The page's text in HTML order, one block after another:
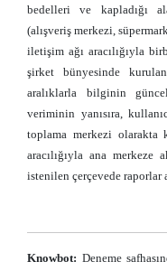
bedelleri ve kapladığı
(alışveriş merkezi,
iletişim ağı aracılığıyla
şirket bünyesinde
aralıklarla bilginin
veriminin yanısıra,
toplama merkezi
aracılığıyla ana merkeze
istenilen çerçevede raporlar
Knowbot: Deneme